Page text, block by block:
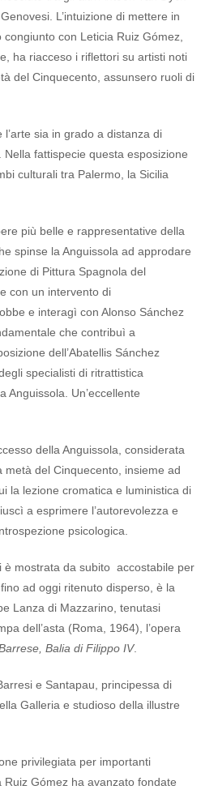
L’intuizione di mettere in
con Leticia Ruiz Gómez,
ha riacceso i riflettori su artisti noti
del Cinquecento, assunsero ruoli di
sia in grado a distanza di
fattispecie questa esposizione
culturali tra Palermo, la Sicilia
più belle e rappresentative della
spinse la Anguissola ad approdare
di Pittura Spagnola del
con un intervento di
e interagì con Alonso Sánchez
che contribuì a
dell’Abatellis Sánchez
specialisti di ritrattistica
Un’eccellente
della Anguissola, considerata
del Cinquecento, insieme ad
la lezione cromatica e luministica di
a esprimere l’autorevolezza e
psicologica.
è mostrata da subito accostabile per
ad oggi ritenuto disperso, è la
Lanza di Mazzarino, tenutasi
dell’asta (Roma, 1964), l’opera
Balia di Filippo IV.
e Santapau, principessa di
Galleria e studioso della illustre
privilegiata per importanti
Gómez ha avanzato fondate